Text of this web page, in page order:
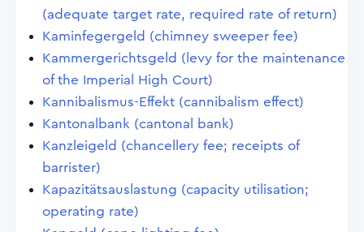
(adequate target rate, required rate of return)
Kaminfegergeld (chimney sweeper fee)
Kammergerichtsgeld (levy for the maintenance
of the Imperial High Court)
Kannibalismus-Effekt (cannibalism effect)
Kantonalbank (cantonal bank)
Kanzleigeld (chancellery fee; receipts of
barrister)
Kapazitätsauslastung (capacity utilisation;
operating rate)